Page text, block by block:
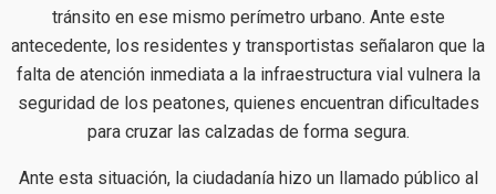
tránsito en ese mismo perímetro urbano. Ante este
antecedente, los residentes y transportistas señalaron que la
falta de atención inmediata a la infraestructura vial vulnera la
seguridad de los peatones, quienes encuentran dificultades
para cruzar las calzadas de forma segura.
Ante esta situación, la ciudadanía hizo un llamado público al